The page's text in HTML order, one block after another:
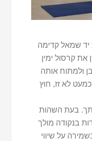
יד שמאל קדימה
קרסול ימין
ולמתוח אותה
כמעט לא זז, חוץ
בעת השהות
בנקודה מולך
על שיווי